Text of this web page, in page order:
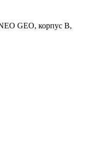
GEO, корпус В,